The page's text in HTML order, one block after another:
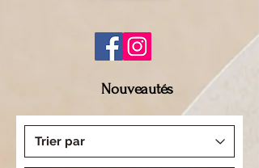
Nouveautés
Promotion